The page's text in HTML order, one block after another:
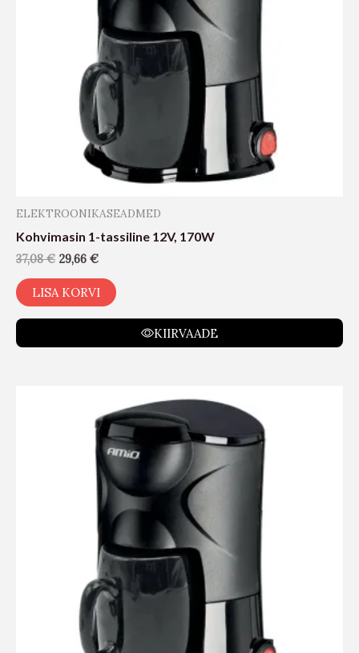
ELEKTROONIKASEADMED
Kohvimasin 1-tassiline 12V, 170W
37,08€ 29,66 €
LISA KORVI
KIIRVAADE